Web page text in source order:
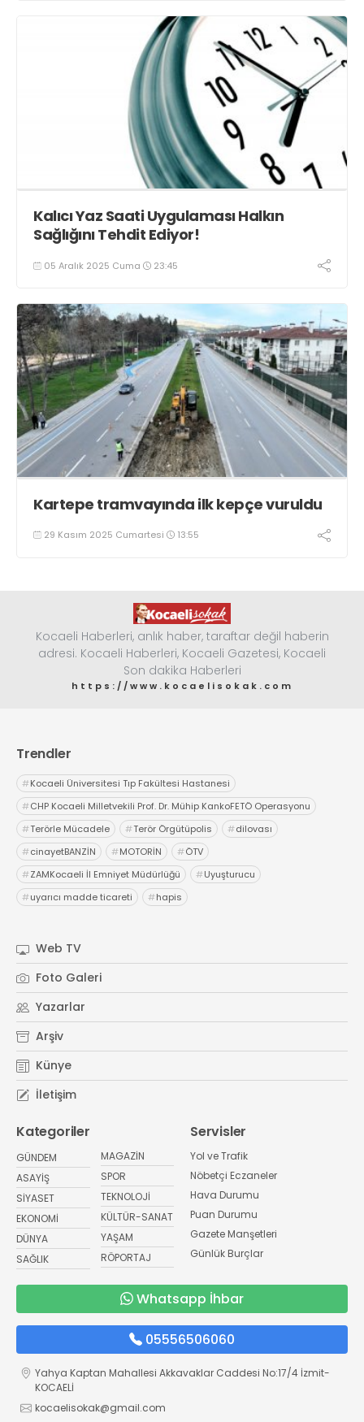
Kalıcı Yaz Saati Uygulaması Halkın
Sağlığını Tehdit Ediyor!
05 Aralık 2025 Cuma 23:45
Kartepe tramvayında ilk kepçe vuruldu
29 Kasım 2025 Cumartesi 13:55
Kocaeli Haberleri, anlık haber, taraftar değil haberin
adresi. Kocaeli Haberleri, Kocaeli Gazetesi, Kocaeli
Son dakika Haberleri
https://www.kocaelisokak.com
Trendler
#Kocaeli Üniversitesi Tıp Fakültesi Hastanesi
#CHP Kocaeli Milletvekili Prof. Dr. Mühip KankoFETÖ Operasyonu
#Terörle Mücadele #Terör Örgütüpolis #dilovası
#cinayetBANZİN #MOTORİN #ÖTV
#ZAMKocaeli İl Emniyet Müdürlüğü #Uyuşturucu
#uyarıcı madde ticareti #hapis
Web TV
Foto Galeri
Yazarlar
Arşiv
Künye
İletişim
Kategoriler
GÜNDEM
ASAYİŞ
SİYASET
EKONOMİ
DÜNYA
SAĞLIK
MAGAZİN
SPOR
TEKNOLOJİ
KÜLTÜR-SANAT
YAŞAM
RÖPORTAJ
Servisler
Yol ve Trafik
Nöbetçi Eczaneler
Hava Durumu
Puan Durumu
Gazete Manşetleri
Günlük Burçlar
Whatsapp İhbar
05556506060
Yahya Kaptan Mahallesi Akkavaklar Caddesi No:17/4 İzmit-
KOCAELİ
kocaelisokak@gmail.com